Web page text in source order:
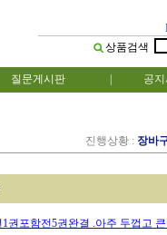
상품검색
질문게시판 공
진행상황 : 장바
권포함전5권완결 .아주 두껍고